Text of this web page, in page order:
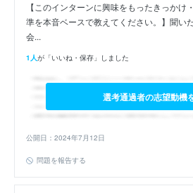
【このインターンに興味をもったきっかけ
準を本音ベースで教えてください。】聞い
会...
1人が「いいね・保存」しました
選考通過者の志望動機
公開日：2024年7月12日
問題を報告する